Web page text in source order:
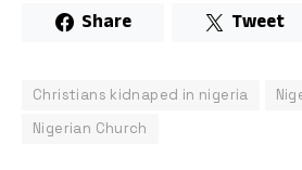
Share Tweet
Christians kidnaped in nigeria
Nigerian Church